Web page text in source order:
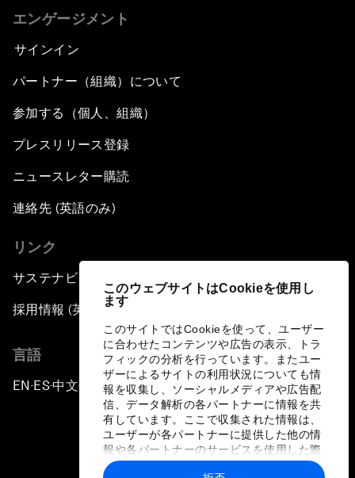
このウェブサイトはCookieを使用し
ます
このサイトではCookieを使って、ユーザー
に合わせたコンテンツや広告の表示、トラ
フィックの分析を行っています。またユー
ザーによるサイトの利用状況についても情
報を収集し、ソーシャルメディアや広告配
信、データ解析の各パートナーに情報を共
有しています。ここで収集された情報は、
ユーザーが各パートナーに提供した他の情
報や各パートナーのサービスを使用した際
に収集された情報と組み合わされ、各パー
エンゲージメント
サインイン
パートナー（組織）について
参加する（個人、組織）
プレスリリース登録
ニュースレター購読
連絡先 (英語のみ)
リンク
サステナビリティへの取り組み
採用情報 (英語のみ)
言語
EN ▪ES▪中文▪ 日本語